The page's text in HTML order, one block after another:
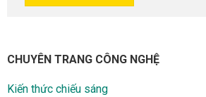
CHUYÊN TRANG CÔNG NGHỆ
Kiến thức chiếu sáng